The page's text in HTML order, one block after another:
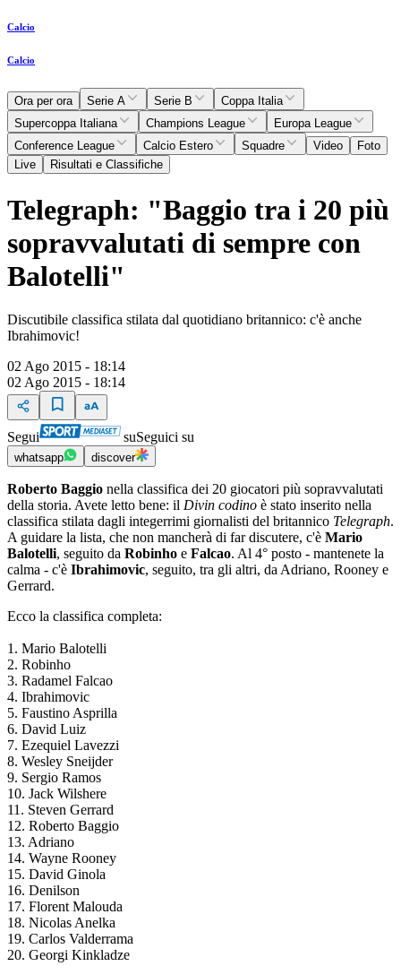
Calcio
Calcio
Ora per ora Serie A Serie B
Coppa Italia
Supercoppa Italiana
Champions League
Europa League
Conference League
Calcio Estero Squadre Video
Foto
Live
Risultati e Classifiche
Telegraph: "Baggio tra i 20 più
sopravvalutati di sempre con
Balotelli"
Discutibile classifica stilata dal quotidiano britannico: c'è anche
Ibrahimovic!
02 Ago 2015 - 18:14
02 Ago 2015 - 18:14
Segui suSeguici su
whatsapp discover
Roberto Baggio nella classifica dei 20 giocatori più sopravvalutati
della storia. Avete letto bene: il Divin codino è stato inserito nella
classifica stilata dagli integerrimi giornalisti del britannico Telegraph.
A guidare la lista, che non mancherà di far discutere, c'è Mario
Balotelli, seguito da Robinho e Falcao. Al 4° posto - mantenete la
calma - c'è Ibrahimovic, seguito, tra gli altri, da Adriano, Rooney e
Gerrard.
Ecco la classifica completa:
1. Mario Balotelli
2. Robinho
3. Radamel Falcao
4. Ibrahimovic
5. Faustino Asprilla
6. David Luiz
7. Ezequiel Lavezzi
8. Wesley Sneijder
9. Sergio Ramos
10. Jack Wilshere
11. Steven Gerrard
12. Roberto Baggio
13. Adriano
14. Wayne Rooney
15. David Ginola
16. Denilson
17. Florent Malouda
18. Nicolas Anelka
19. Carlos Valderrama
20. Georgi Kinkladze